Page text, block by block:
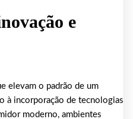
e
elevam o padrão de um
à incorporação de tecnologias
moderno, ambientes